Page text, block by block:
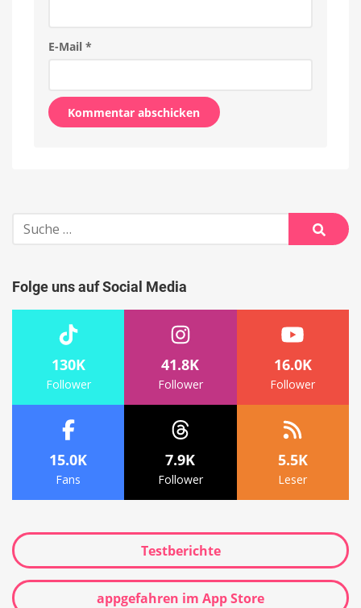
E-Mail *
Suche
nach:
Suche
Folge uns auf Social Media
130K
Follower
41.8K
Follower
16.0K
Follower
15.0K
Fans
7.9K
Follower
5.5K
Leser
Testberichte
appgefahren im App Store